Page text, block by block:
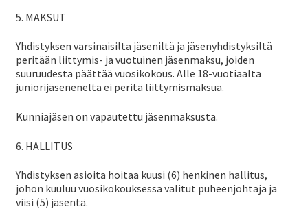
Jäsenyys
Palaute
SV
5. MAKSUT
Yhdistyksen varsinaisilta jäseniltä ja jäsenyhdistyksiltä
peritään liittymis- ja vuotuinen jäsenmaksu, joiden
suuruudesta päättää vuosikokous. Alle 18-vuotiaalta
juniorijäseneneltä ei peritä liittymismaksua.
Kunniajäsen on vapautettu jäsenmaksusta.
6. HALLITUS
Yhdistyksen asioita hoitaa kuusi (6) henkinen hallitus,
johon kuuluu vuosikokouksessa valitut puheenjohtaja ja
viisi (5) jäsentä.